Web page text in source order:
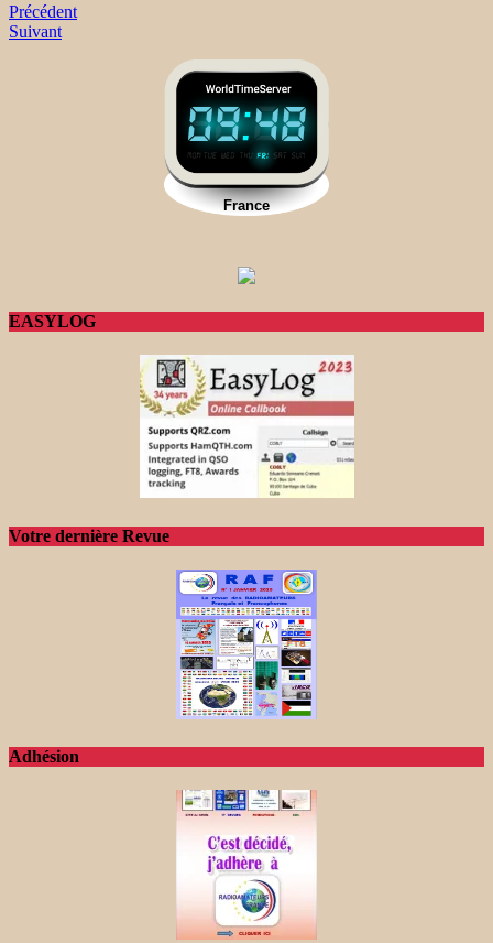
Précédent
Suivant
EASYLOG
Votre dernière Revue
Adhésion